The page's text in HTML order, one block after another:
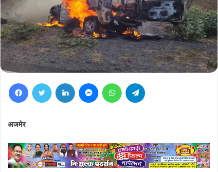
FacebookTwitter LinkedIn MessengerWhatsApp
अजमेर